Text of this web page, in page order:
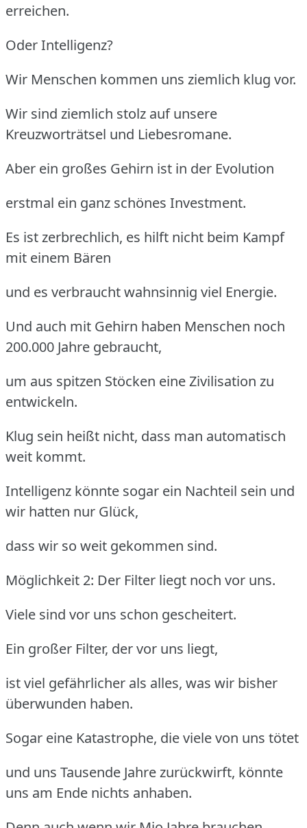
erreichen.
Oder Intelligenz?
Wir Menschen kommen uns ziemlich klug vor.
Wir sind ziemlich stolz auf unsere
Kreuzworträtsel und Liebesromane.
Aber ein großes Gehirn ist in der Evolution
erstmal ein ganz schönes Investment.
Es ist zerbrechlich, es hilft nicht beim Kampf
mit einem Bären
und es verbraucht wahnsinnig viel Energie.
Und auch mit Gehirn haben Menschen noch
200.000 Jahre gebraucht,
um aus spitzen Stöcken eine Zivilisation zu
entwickeln.
Klug sein heißt nicht, dass man automatisch
weit kommt.
Intelligenz könnte sogar ein Nachteil sein und
wir hatten nur Glück,
dass wir so weit gekommen sind.
Möglichkeit 2: Der Filter liegt noch vor uns.
Viele sind vor uns schon gescheitert.
Ein großer Filter, der vor uns liegt,
ist viel gefährlicher als alles, was wir bisher
überwunden haben.
Sogar eine Katastrophe, die viele von uns tötet
und uns Tausende Jahre zurückwirft, könnte
uns am Ende nichts anhaben.